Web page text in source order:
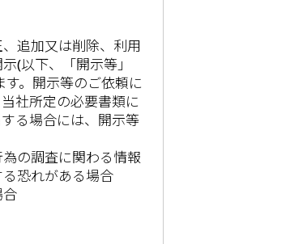
追加又は削除、利用
(以下、「開示等」
。開示等のご依頼に
社所定の必要書類に
る場合には、開示等
の調査に関わる情報
恐れがある場合